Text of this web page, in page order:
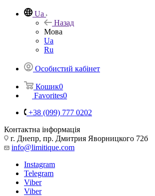
Ua
Назад
Мова
Ua
Ru
Особистий кабінет
Кошик0
Favorites0
+38 (099) 777 0202
Контактна інформація
г. Днепр, пр. Дмитрия Яворницкого 72б
info@limitique.com
Instagram
Telegram
Viber
Viber